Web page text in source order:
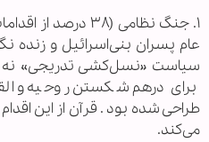
۱. جنگ نظامی (۳۸
عام پسران بنی‌اسرائیل و زنده
سیاست «نسل‌کشی تدریجی»
برای درهم شکستن روحیه و
طراحی شده بود . قرآن از این
می‌کند.